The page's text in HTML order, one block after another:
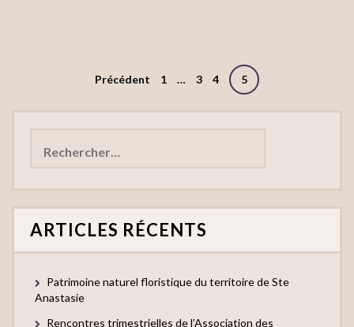
Pagination
publications
Précédent 1 … 3 4 5
ARTICLES RÉCENTS
Patrimoine naturel floristique du territoire de Ste
Anastasie
Rencontres trimestrielles de l’Association des